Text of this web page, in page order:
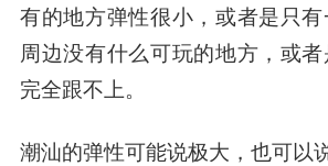
有的地方弹性很小，或者是只有
周边没有什么可玩的地方，或
完全跟不上。
潮汕的弹性可能说极大，也可以